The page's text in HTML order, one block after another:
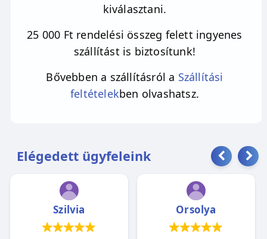
kiválasztani.
25 000 Ft rendelési összeg felett ingyenes
szállítást is biztosítunk!
Bővebben a szállításról a Szállítási
feltételekben olvashatsz.
Elégedett ügyfeleink
Szilvia Orsolya